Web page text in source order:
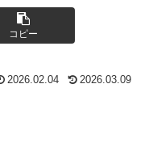
コピー
2026.02.04 2026.03.09